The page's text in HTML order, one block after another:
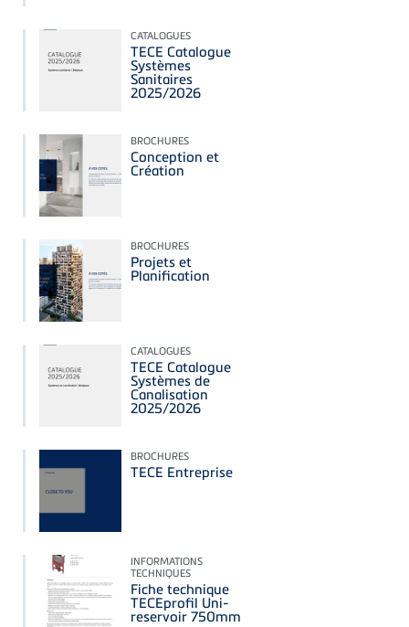
CATALOGUES
TECE Catalogue
Systèmes
Sanitaires
2025/2026
BROCHURES
Conception et
Création
BROCHURES
Projets et
Planification
CATALOGUES
TECE Catalogue
Systèmes de
Canalisation
2025/2026
BROCHURES
TECE Entreprise
INFORMATIONS
TECHNIQUES
Fiche technique
TECEprofil Uni-
reservoir 750mm